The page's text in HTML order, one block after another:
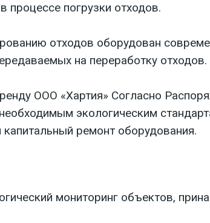
процессе погрузки отходов.
отходов оборудован
на переработку отходов.
ООО «Хартия» Согласно
экологическим
ремонт оборудования.
мониторинг объектов,